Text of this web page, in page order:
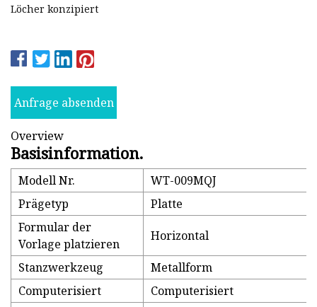
Löcher konzipiert
Anfrage absenden
Overview
Basisinformation.
Modell Nr.
WT-009MQJ
Prägetyp
Platte
Formular der
Vorlage platzieren
Horizontal
Stanzwerkzeug
Metallform
Computerisiert
Computerisiert